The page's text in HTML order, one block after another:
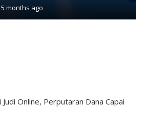
5 months ago
Online, Perputaran Dana Capai